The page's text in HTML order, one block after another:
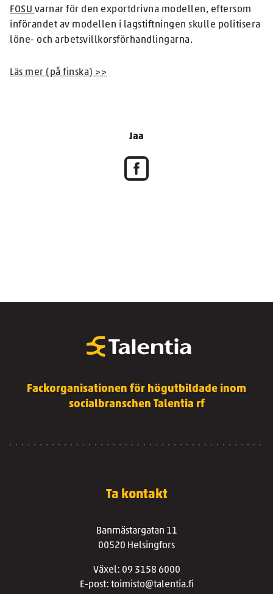
FOSU varnar för den exportdrivna modellen, eftersom
införandet av modellen i lagstiftningen skulle politisera
löne- och arbetsvillkorsförhandlingarna.
Läs mer (på finska) >>
Jaa
Fackorganisationen för högutbildade inom
socialbranschen Talentia rf
Ta kontakt
Banmästargatan 11
00520 Helsingfors
Växel: 09 3158 6000
E-post: toimisto@talentia.fi